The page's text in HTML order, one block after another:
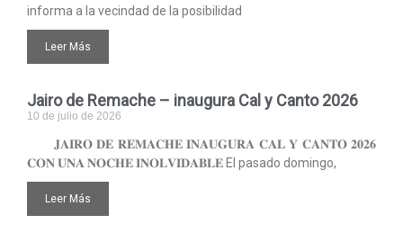
informa a la vecindad de la posibilidad
Leer Más
Jairo de Remache – inaugura Cal y Canto 2026
10 de julio de 2026
𝐉𝐀𝐈𝐑𝐎 𝐃𝐄 𝐑𝐄𝐌𝐀𝐂𝐇𝐄 𝐈𝐍𝐀𝐔𝐆𝐔𝐑𝐀 𝐂𝐀𝐋 𝐘 𝐂𝐀𝐍𝐓𝐎 𝟐𝟎𝟐𝟔
𝐂𝐎𝐍 𝐔𝐍𝐀 𝐍𝐎𝐂𝐇𝐄 𝐈𝐍𝐎𝐋𝐕𝐈𝐃𝐀𝐁𝐋𝐄 El pasado domingo,
Leer Más